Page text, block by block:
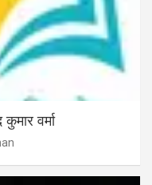
वर्मा